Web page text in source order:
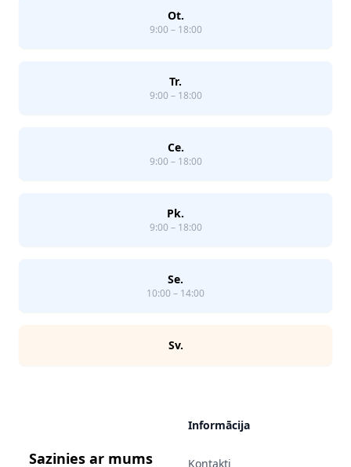
Ot.
9:00 – 18:00
Tr.
9:00 – 18:00
Ce.
9:00 – 18:00
Pk.
9:00 – 18:00
Se.
10:00 – 14:00
Sv.
Sazinies ar mums
Informācija
Kontakti